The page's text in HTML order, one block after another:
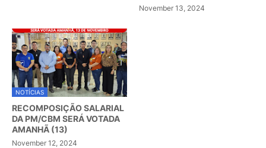
November 13, 2024
NOTÍCIAS
RECOMPOSIÇÃO SALARIAL
DA PM/CBM SERÁ VOTADA
AMANHÃ (13)
November 12, 2024